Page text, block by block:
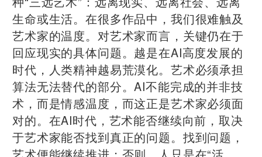
生命或生活。在很多作品中，我们很难触及
艺术家的温度。对艺术家而言，关键仍在于
回应现实的具体问题。越是在AI高度发展的
时代，人类精神越易荒漠化。艺术必须承担
算法无法替代的部分。AI不能完成的并非技
术，而是情感温度，而这正是艺术家必须面
对的。在AI时代，艺术能否继续向前，取决
于艺术家能否找到真正的问题。找到问题，
艺术便能继续推进；否则，人只是在“活